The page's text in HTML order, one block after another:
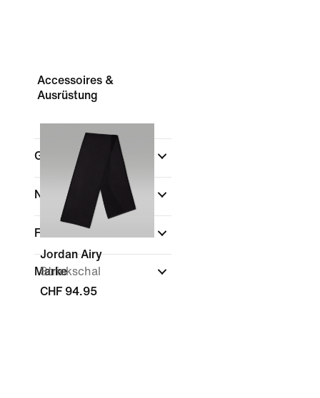
Accessoires &
Ausrüstung
Geschlecht
Nach Preis anzeigen
Farbe
Marke
Jordan Airy
Strickschal
CHF 94.95